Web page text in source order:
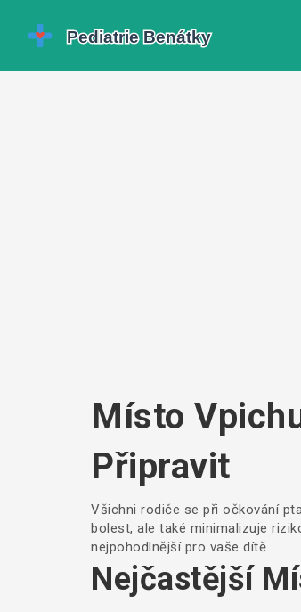
Místo
Připravit
Všichni rodiče se při očkování
bolest, ale také minimalizuje
nejpohodlnější pro vaše dítě.
Nejčastější